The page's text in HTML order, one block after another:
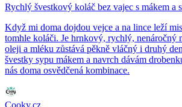
Rychlý švestkový koláč bez vajec s mákem a
Když mi doma dojdou vejce a na lince leží
tomhle koláči. Je hrnkový, rychlý, nenáročný
oleji a mléku zůstává pěkně vláčný i druhý
švestky sypu mákem a navrch dávám
nás doma osvědčená kombinace.
Cooky.cz